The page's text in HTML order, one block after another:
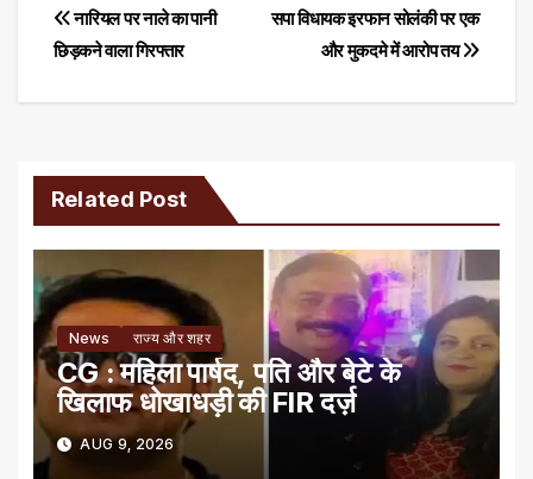
Post
navigation
सपा विधायक इरफान सोलंकी पर एक
और मुकदमे में आरोप तय
नारियल पर नाले का पानी
छिड़कने वाला गिरफ्तार
Related Post
News राज्य और शहर
CG : महिला पार्षद, पति और बेटे के
खिलाफ धोखाधड़ी की FIR दर्ज़
AUG 9, 2026